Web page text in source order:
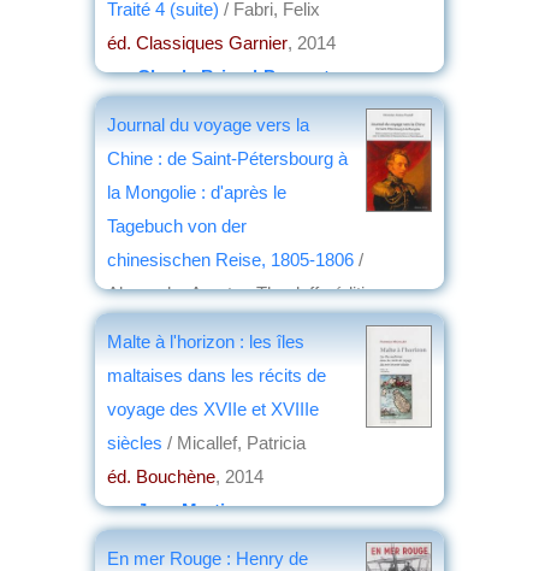
Traité 4 (suite) / Fabri, Felix
éd. Classiques Garnier, 2014
parClaude Briand-Ponsart
Journal du voyage vers la
Chine : de Saint-Pétersbourg à
la Mongolie : d'après le
Tagebuch von der
chinesischen Reise, 1805-1806 /
Alexander Amatus Thesleff ; édition
préparée par Michel Cadot et Carole
d'Alexancre Stroev et Pierre Besnard
Malte à l'horizon : les îles
maltaises dans les récits de
voyage des XVIIe et XVIIIe
siècles / Micallef, Patricia
éd. Bouchène, 2014
parJean Martin
En mer Rouge : Henry de